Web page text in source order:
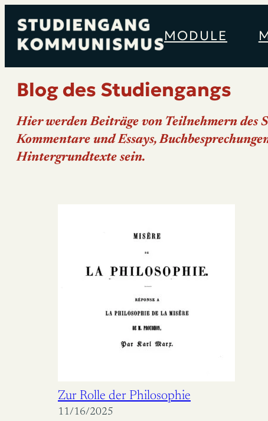
MODULE
Blog des Studiengangs
Hier werden Beiträge von Teilnehmern des
Kommentare und Essays,
Hintergrundtexte sein.
Zur Rolle der Philosophie
11/16/2025